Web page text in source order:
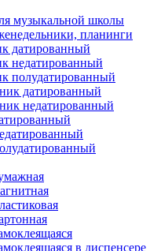
музыкальной школы
планинги
датированный
недатированный
полудатированный
датированный
недатированный
в диспенсере